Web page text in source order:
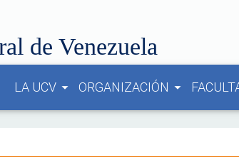
de Venezuela
LA UCV arrow_drop_down ORGANIZACIÓN arrow_drop_down